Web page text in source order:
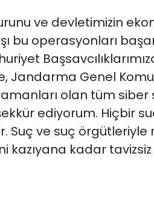
ve devletimizin
bu operasyonları
Jandarma Genel
olan tüm
ediyorum. Hiçbir
Suç ve suç
kazıyana kadar